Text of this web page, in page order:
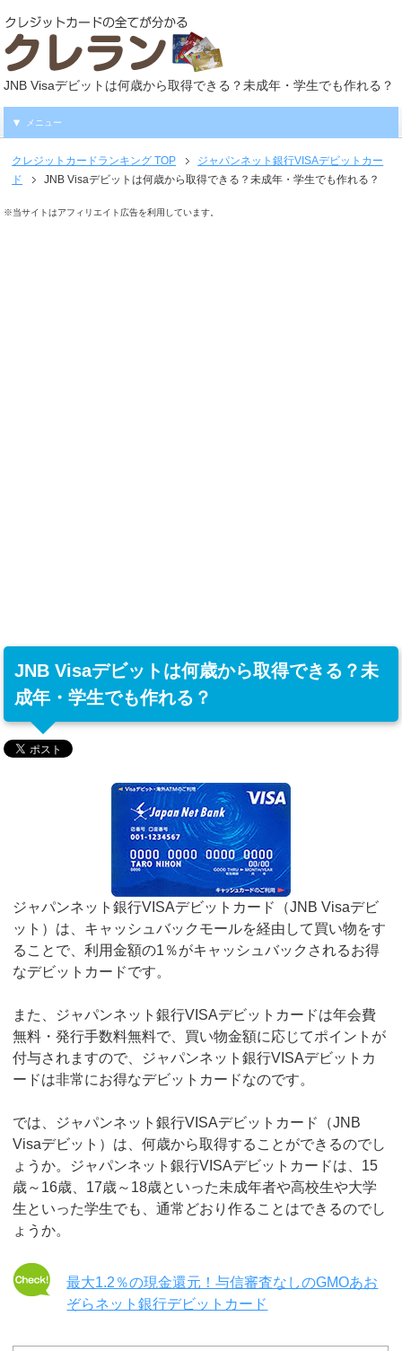
JNB Visaデビットは何歳から取得できる？未成年・学生でも作れる？
メニュー
クレジットカードランキング TOP
ジャパンネット銀行VISAデビットカー
ド
JNB Visaデビットは何歳から取得できる？未成年・学生でも作れる？
※当サイトはアフィリエイト広告を利用しています。
JNB Visaデビットは何歳から取得できる？未
成年・学生でも作れる？
ジャパンネット銀行VISAデビットカード（JNB Visaデビ
ット）は、キャッシュバックモールを経由して買い物をす
ることで、利用金額の1％がキャッシュバックされるお得
なデビットカードです。
また、ジャパンネット銀行VISAデビットカードは年会費
無料・発行手数料無料で、買い物金額に応じてポイントが
付与されますので、ジャパンネット銀行VISAデビットカ
ードは非常にお得なデビットカードなのです。
では、ジャパンネット銀行VISAデビットカード（JNB
Visaデビット）は、何歳から取得することができるのでし
ょうか。ジャパンネット銀行VISAデビットカードは、15
歳～16歳、17歳～18歳といった未成年者や高校生や大学
生といった学生でも、通常どおり作ることはできるのでし
ょうか。
最大1.2％の現金還元！与信審査なしのGMOあお
ぞらネット銀行デビットカード